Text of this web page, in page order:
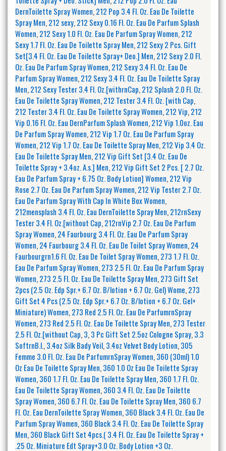
DernToilette Spray Women,212 Pop 3.4 Fl. Oz. Eau De Toilette
Spray Men,212 sexy,212 Sexy 0.16 Fl. Oz. Eau De Parfum Splash
Women,212 Sexy 1.0 Fl. Oz. Eau De Parfum Spray Women,212
Sexy 1.7 Fl. Oz. Eau De Toilette Spray Men,212 Sexy 2 Pcs. Gift
Set[3.4 Fl. Oz. Eau De Toilette Spray+ Deo.] Men,212 Sexy 2.0 Fl.
Oz. Eau De Parfum Spray Women,212 Sexy 3.4 Fl. Oz. Eau De
Parfum Spray Women,212 Sexy 3.4 Fl. Oz. Eau De Toilette Spray
Men,212 Sexy Tester 3.4 Fl. Oz.[withrnCap,212 Splash 2.0 Fl. Oz.
Eau De Toilette Spray Women,212 Tester 3.4 Fl. Oz. [with Cap,
212 Tester 3.4 Fl. Oz. Eau De Toilette Spray Women,212 Vip,212
Vip 0.16 Fl. Oz. Eau DernParfum Splash Women,212 Vip 1.0oz. Eau
De Parfum Spray Women,212 Vip 1.7 Oz. Eau De Parfum Spray
Women,212 Vip 1.7 Oz. Eau De Toilette Spray Men,212 Vip 3.4 Oz.
Eau De Toilette Spray Men,212 Vip Gift Set [3.4 Oz. Eau De
Toilette Spray + 3.4oz. A.s.] Men,212 Vip Gift Set 2 Pcs. [ 2.7 Oz.
Eau De Parfum Spray + 6.75 Oz. Body Lotion] Women,212 Vip
Rose 2.7 Oz. Eau De Parfum Spray Women,212 Vip Tester 2.7 Oz.
Eau De Parfum Spray With Cap In White Box Women,
212mensplash 3.4 Fl. Oz. Eau DernToilette Spray Men,212rnSexy
Tester 3.4 Fl. Oz.[without Cap,212rnVip 2.7 Oz. Eau De Parfum
Spray Women,24 Faurbourg 3.4 Fl. Oz. Eau De Parfum Spray
Women,24 Faurbourg 3.4 Fl. Oz. Eau De Toilet Spray Women,24
Faurbourgrn1.6 Fl. Oz. Eau De Toilet Spray Women,273 1.7 Fl. Oz.
Eau De Parfum Spray Women,273 2.5 Fl. Oz. Eau De Parfum Spray
Women,273 2.5 Fl. Oz. Eau De Toilette Spray Men,273 Gift Set
2pcs (2.5 Oz. Edp Spr.+ 6.7 Oz. B/lotion + 6.7 Oz. Gel) Wome,273
Gift Set 4 Pcs (2.5 Oz. Edp Spr.+ 6.7 Oz. B/lotion + 6.7 Oz. Gel+
Miniature) Women,273 Red 2.5 Fl. Oz. Eau De ParfumrnSpray
Women,273 Red 2.5 Fl. Oz. Eau De Toilette Spray Men,273 Tester
2.5 Fl. Oz.[without Cap,3,3 Pc Gift Set 2.5oz Cologne Spray,3.3
SoftrnB.l.,3.4oz Silk Bady Veil,3.4oz Velvet Body Lotion,305
Femme 3.0 Fl. Oz. Eau De ParfumrnSpray Women,360 (30ml) 1.0
Oz Eau De Toilette Spray Men,360 1.0 Oz Eau De Toilette Spray
Women,360 1.7 Fl. Oz. Eau De Toilette Spray Men,360 1.7 Fl. Oz.
Eau De Toilette Spray Women,360 3.4 Fl. Oz. Eau De Toilette
Spray Women,360 6.7 Fl. Oz. Eau De Toilette Spray Men,360 6.7
Fl. Oz. Eau DernToilette Spray Women,360 Black 3.4 Fl. Oz. Eau De
Parfum Spray Women,360 Black 3.4 Fl. Oz. Eau De Toilette Spray
Men,360 Black Gift Set 4pcs.( 3.4 Fl. Oz. Eau De Toilette Spray +
.25 Oz. Miniature Edt Spray+3.0 Oz. Body Lotion +3 Oz.